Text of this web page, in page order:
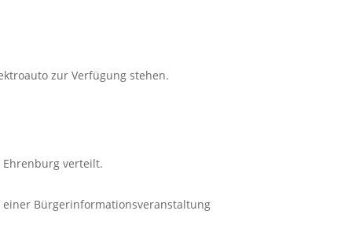
zur Verfügung stehen.
verteilt.
Bürgerinformationsveranstaltung